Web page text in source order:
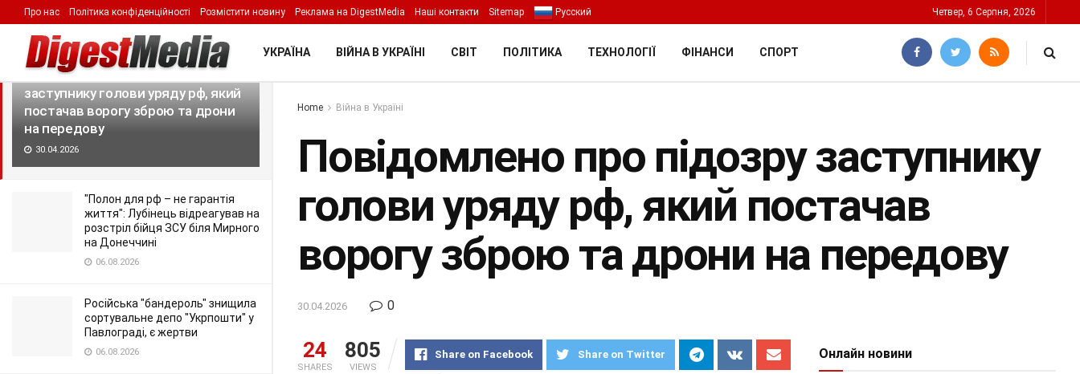
LATEST TRENDING Filter
Повідомлено про підозру
заступнику голови уряду рф, який
постачав ворогу зброю та дрони
на передову
30.04.2026
"Полон для рф – не гарантія
життя": Лубінець відреагував на
розстріл бійця ЗСУ біля Мирного
на Донеччині
06.08.2026
Російська "бандероль" знищила
сортувальне депо "Укрпошти" у
Павлограді, є жертви
06.08.2026
Про нас Політика конфіденційності Розмістити новину Реклама на DigestMedia Наші контакти Sitemap Русский Четвер, 6 Серпня, 2026
УКРАЇНА ВІЙНА В УКРАЇНІ СВІТ ПОЛІТИКА ТЕХНОЛОГІЇ ФІНАНСИ СПОРТ
Home Війна в Україні
Повідомлено про підозру заступнику
голови уряду рф, який постачав
ворогу зброю та дрони на передову
30.04.2026 0
24
SHARES
805
VIEWS
Share on Facebook Share on Twitter Онлайн новини